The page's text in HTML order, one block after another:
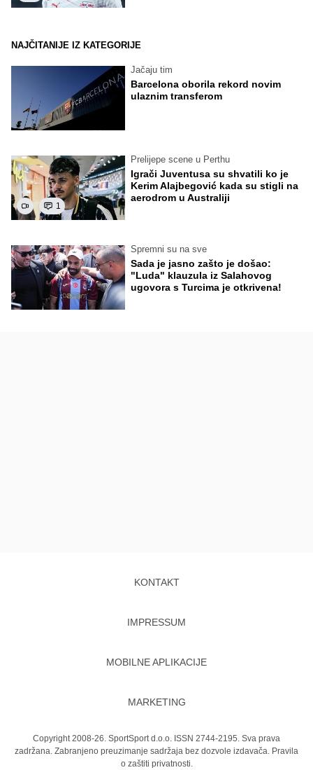
NAJČITANIJE IZ KATEGORIJE
Jačaju tim
Barcelona oborila rekord novim
ulaznim transferom
1
Prelijepe scene u Perthu
Igrači Juventusa su shvatili ko je
Kerim Alajbegović kada su stigli na
aerodrom u Australiji
Spremni su na sve
Sada je jasno zašto je došao:
"Luda" klauzula iz Salahovog
ugovora s Turcima je otkrivena!
KONTAKT
IMPRESSUM
MOBILNE APLIKACIJE
MARKETING
Copyright 2008-26. SportSport d.o.o. ISSN 2744-2195. Sva prava
zadržana. Zabranjeno preuzimanje sadržaja bez dozvole izdavača. Pravila
o zaštiti privatnosti.